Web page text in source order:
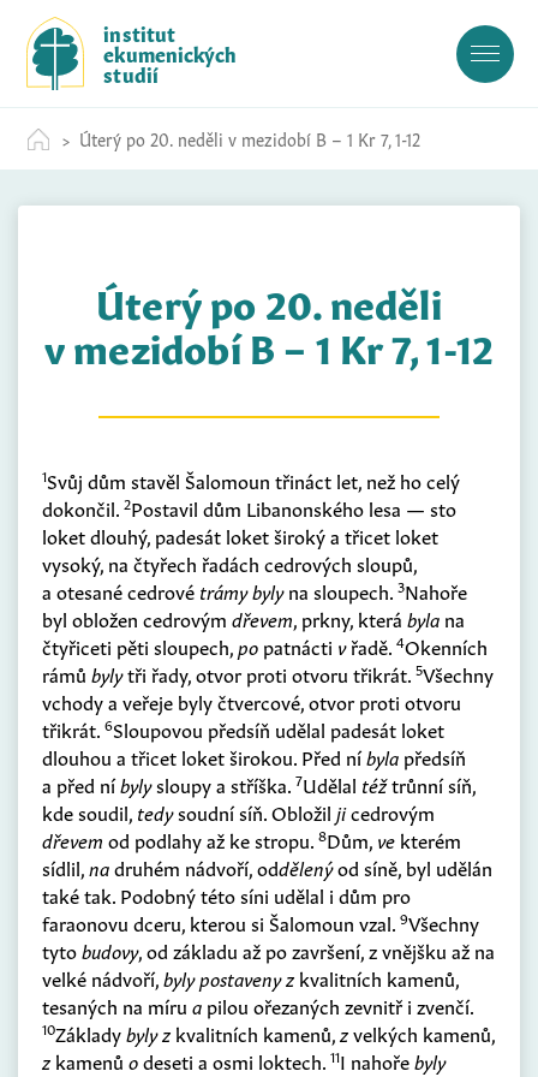
c
institut
ekumenických
studií
Úterý po 20. neděli v mezidobí B – 1 Kr 7, 1-12
Úterý po 20. neděli
v mezidobí B – 1 Kr 7, 1-12
1Svůj dům stavěl Šalomoun třináct let, než ho celý
dokončil. 2Postavil dům Libanonského lesa — sto
loket dlouhý, padesát loket široký a třicet loket
vysoký, na čtyřech řadách cedrových sloupů,
a otesané cedrové trámy bylyna sloupech. 3Nahoře
byl obložen cedrovým dřevem, prkny, která byla na
čtyřiceti pěti sloupech,po patnácti vřadě. 4Okenních
rámů bylytři řady, otvor proti otvoru třikrát. 5Všechny
vchody a veřeje byly čtvercové, otvor proti otvoru
třikrát. 6Sloupovou předsíň udělal padesát loket
dlouhou a třicet loket širokou. Před níbyla předsíň
a před níbylysloupy a stříška. 7Udělal téžtrůnní síň,
kde soudil, tedysoudní síň. Obložil jicedrovým
dřevem od podlahy až ke stropu. 8Dům, ve kterém
sídlil,nadruhém nádvoří, oddělenýod síně, byl udělán
také tak. Podobný této síni udělal i dům pro
faraonovu dceru, kterou si Šalomoun vzal. 9Všechny
tytobudovy, od základu až po završení, z vnějšku až na
velké nádvoří,byly postaveny z kvalitních kamenů,
tesaných na míru a pilou ořezaných zevnitř i zvenčí.
10Základybyly z kvalitních kamenů,zvelkých kamenů,
z kamenů odeseti a osmi loktech. 11I nahořebyly